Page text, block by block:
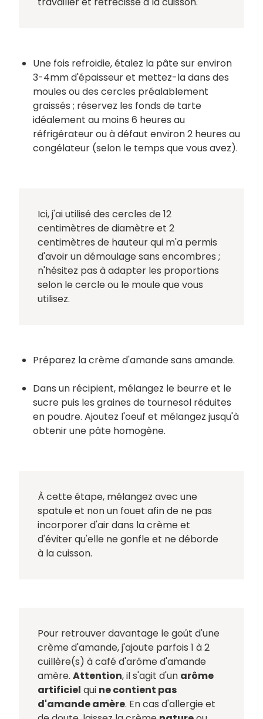
Une fois refroidie, étalez la pâte sur environ
3-4mm d'épaisseur et mettez-la dans des
moules ou des cercles préalablement
graissés ; réservez les fonds de tarte
idéalement au moins 6 heures au
réfrigérateur ou à défaut environ 2 heures au
congélateur (selon le temps que vous avez).
Ici, j'ai utilisé des cercles de 12
centimètres de diamètre et 2
centimètres de hauteur qui m'a permis
d'avoir un démoulage sans encombres ;
n'hésitez pas à adapter les proportions
selon le cercle ou le moule que vous
utilisez.
Préparez la crème d'amande sans amande.
Dans un récipient, mélangez le beurre et le
sucre puis les graines de tournesol réduites
en poudre. Ajoutez l'oeuf et mélangez jusqu'à
obtenir une pâte homogène.
À cette étape, mélangez avec une
spatule et non un fouet afin de ne pas
incorporer d'air dans la crème et
d'éviter qu'elle ne gonfle et ne déborde
à la cuisson.
Pour retrouver davantage le goût d'une
crème d'amande, j'ajoute parfois 1 à 2
cuillère(s) à café d'arôme d'amande
amère. Attention, il s'agit d'un arôme
artificiel qui ne contient pas
d'amande amère. En cas d'allergie et